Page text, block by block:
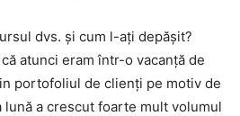
dvs. și cum l-ați depășit?
atunci eram într-o vacanță de
portofoliul de clienți pe motiv de
a crescut foarte mult volumul